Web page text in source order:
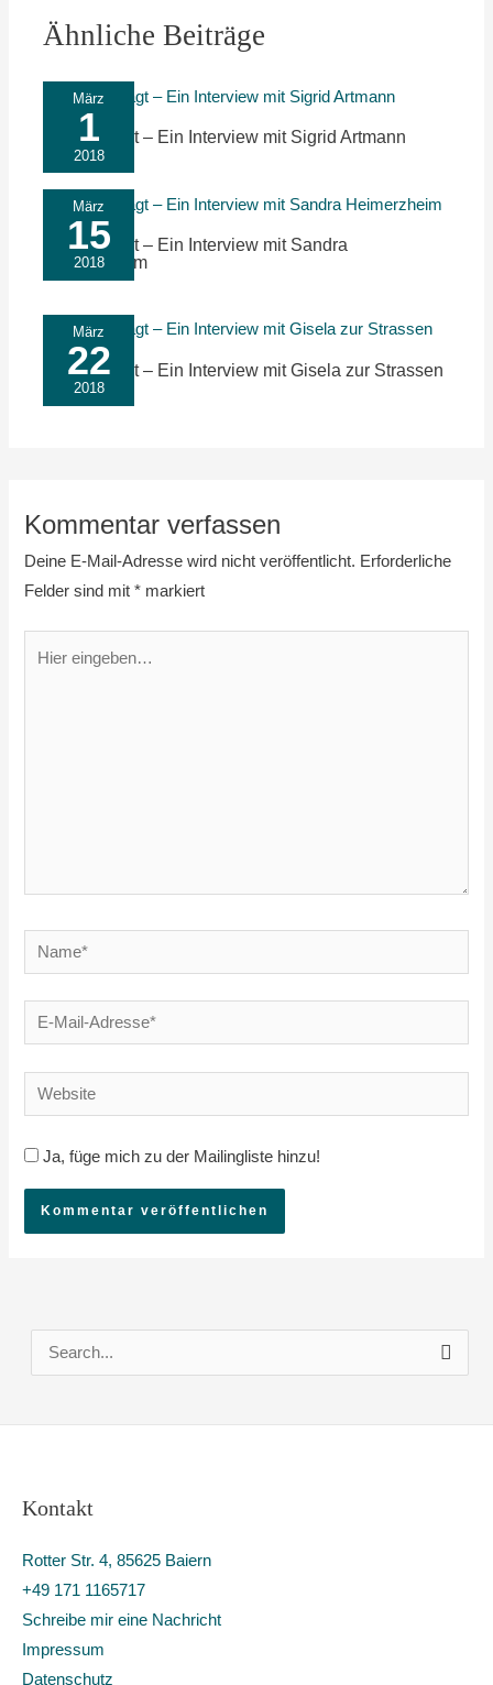
Ähnliche Beiträge
März
1
2018
Nachgefragt – Ein Interview mit Sigrid Artmann
März
15
2018
Nachgefragt – Ein Interview mit Sandra
Heimerzheim
März
22
2018
Nachgefragt – Ein Interview mit Gisela zur Strassen
Kommentar verfassen
Deine E-Mail-Adresse wird nicht veröffentlicht. Erforderliche
Felder sind mit* markiert
Name*
E-
Mail-
Adresse*
Website
Ja, füge mich zu der Mailingliste hinzu!
c
n
n
a
c
h
:
Kontakt
Rotter Str. 4, 85625 Baiern
+49 171 1165717
Schreibe mir eine Nachricht
Impressum
Datenschutz